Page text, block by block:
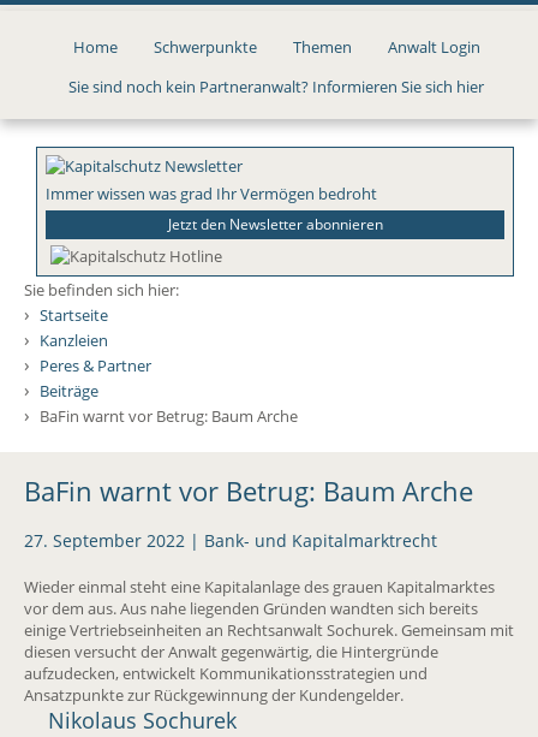
Direkt
Home Schwerpunkte Themen
Anwalt Login
Sie sind noch kein Partneranwalt? Informieren Sie sich hier
Immer wissen was grad Ihr Vermögen bedroht
Jetzt den Newsletter abonnieren
Sie befinden sich hier:
› Startseite
› Kanzleien
› Peres & Partner
› Beiträge
› BaFin warnt vor Betrug: Baum Arche
BaFin warnt vor Betrug: Baum Arche
27. September 2022 | Bank- und Kapitalmarktrecht
Wieder einmal steht eine Kapitalanlage des grauen Kapitalmarktes
vor dem aus. Aus nahe liegenden Gründen wandten sich bereits
einige Vertriebseinheiten an Rechtsanwalt Sochurek. Gemeinsam mit
diesen versucht der Anwalt gegenwärtig, die Hintergründe
aufzudecken, entwickelt Kommunikationsstrategien und
Ansatzpunkte zur Rückgewinnung der Kundengelder.
Nikolaus Sochurek